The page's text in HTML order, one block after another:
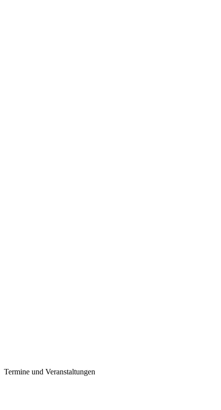
Termine und Veranstaltungen